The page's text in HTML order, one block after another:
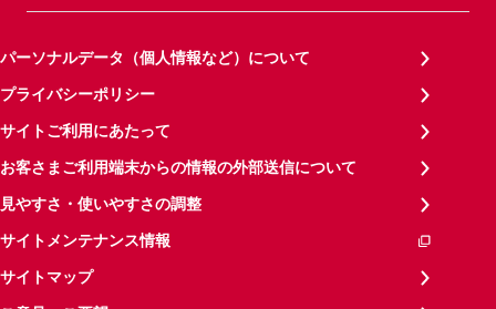
パーソナルデータ（個人情報など）について
プライバシーポリシー
サイトご利用にあたって
お客さまご利用端末からの情報の外部送信について
見やすさ・使いやすさの調整
サイトメンテナンス情報
サイトマップ